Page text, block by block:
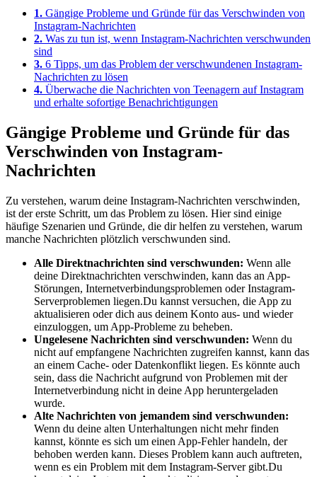
1. Gängige Probleme und Gründe für das Verschwinden von
Instagram-Nachrichten
2. Was zu tun ist, wenn Instagram-Nachrichten verschwunden
sind
3. 6 Tipps, um das Problem der verschwundenen Instagram-
Nachrichten zu lösen
4. Überwache die Nachrichten von Teenagern auf Instagram
und erhalte sofortige Benachrichtigungen
Gängige Probleme und Gründe für das
Verschwinden von Instagram-
Nachrichten
Zu verstehen, warum deine Instagram-Nachrichten verschwinden,
ist der erste Schritt, um das Problem zu lösen. Hier sind einige
häufige Szenarien und Gründe, die dir helfen zu verstehen, warum
manche Nachrichten plötzlich verschwunden sind.
Alle Direktnachrichten sind verschwunden: Wenn alle
deine Direktnachrichten verschwinden, kann das an App-
Störungen, Internetverbindungsproblemen oder Instagram-
Serverproblemen liegen.Du kannst versuchen, die App zu
aktualisieren oder dich aus deinem Konto aus- und wieder
einzuloggen, um App-Probleme zu beheben.
Ungelesene Nachrichten sind verschwunden: Wenn du
nicht auf empfangene Nachrichten zugreifen kannst, kann das
an einem Cache- oder Datenkonflikt liegen. Es könnte auch
sein, dass die Nachricht aufgrund von Problemen mit der
Internetverbindung nicht in deine App heruntergeladen
wurde.
Alte Nachrichten von jemandem sind verschwunden:
Wenn du deine alten Unterhaltungen nicht mehr finden
kannst, könnte es sich um einen App-Fehler handeln, der
behoben werden kann. Dieses Problem kann auch auftreten,
wenn es ein Problem mit dem Instagram-Server gibt.Du